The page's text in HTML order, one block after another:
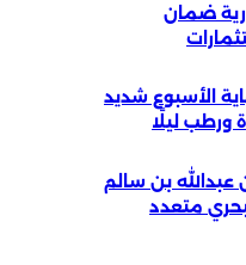
ضمان
الأسبوع شديد
ورطب ليلًا
عبدالله بن سالم
متعدد